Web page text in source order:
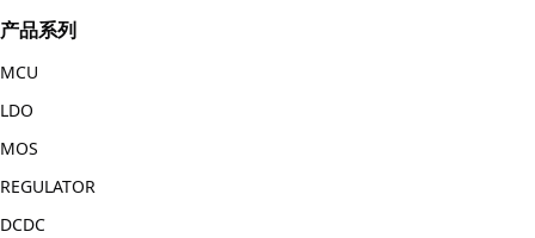
产品系列
MCU
LDO
MOS
REGULATOR
DCDC